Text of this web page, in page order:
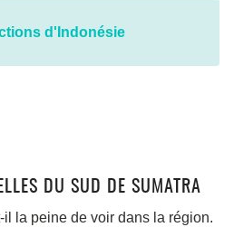
d'Indonésie
DU SUD DE SUMATRA
la peine de voir dans la région.